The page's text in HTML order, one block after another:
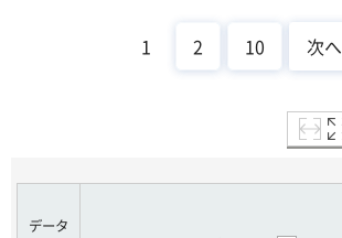
1 2 10 次へ
データ